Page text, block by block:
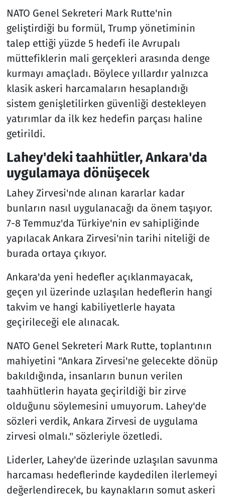
NATO Genel Sekreteri Mark Rutte'nin
geliştirdiği bu formül, Trump yönetiminin
talep ettiği yüzde 5 hedefi ile Avrupalı
müttefiklerin mali gerçekleri arasında denge
kurmayı amaçladı. Böylece yıllardır yalnızca
klasik askeri harcamaların hesaplandığı
sistem genişletilirken güvenliği destekleyen
yatırımlar da ilk kez hedefin parçası haline
getirildi.
Lahey'deki taahhütler, Ankara'da
uygulamaya dönüşecek
Lahey Zirvesi'nde alınan kararlar kadar
bunların nasıl uygulanacağı da önem taşıyor.
7-8 Temmuz'da Türkiye'nin ev sahipliğinde
yapılacak Ankara Zirvesi'nin tarihi niteliği de
burada ortaya çıkıyor.
Ankara'da yeni hedefler açıklanmayacak,
geçen yıl üzerinde uzlaşılan hedeflerin hangi
takvim ve hangi kabiliyetlerle hayata
geçirileceği ele alınacak.
NATO Genel Sekreteri Mark Rutte, toplantının
mahiyetini "Ankara Zirvesi'ne gelecekte dönüp
bakıldığında, insanların bunun verilen
taahhütlerin hayata geçirildiği bir zirve
olduğunu söylemesini umuyorum. Lahey'de
sözleri verdik, Ankara Zirvesi de uygulama
zirvesi olmalı." sözleriyle özetledi.
Liderler, Lahey'de üzerinde uzlaşılan savunma
harcaması hedeflerinde kaydedilen ilerlemeyi
değerlendirecek, bu kaynakların somut askeri